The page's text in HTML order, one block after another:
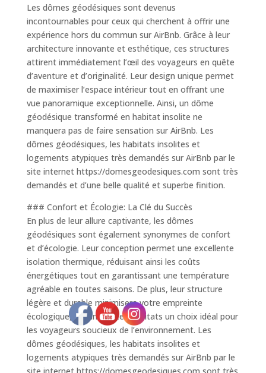
Les dômes géodésiques sont devenus
incontournables pour ceux qui cherchent à offrir une
expérience hors du commun sur AirBnb. Grâce à leur
architecture innovante et esthétique, ces structures
attirent immédiatement l’œil des voyageurs en quête
d’aventure et d’originalité. Leur design unique permet
de maximiser l’espace intérieur tout en offrant une
vue panoramique exceptionnelle. Ainsi, un dôme
géodésique transformé en habitat insolite ne
manquera pas de faire sensation sur AirBnb. Les
dômes géodésiques, les habitats insolites et
logements atypiques très demandés sur AirBnb par le
site internet https://domesgeodesiques.com sont très
demandés et d’une belle qualité et superbe finition.
### Confort et Écologie: La Clé du Succès
En plus de leur allure captivante, les dômes
géodésiques sont également synonymes de confort
et d’écologie. Leur conception permet une excellente
isolation thermique, réduisant ainsi les coûts
énergétiques tout en garantissant une température
agréable en toutes saisons. De plus, leur structure
légère et durable minimisera votre empreinte
écologique, faisant de ces habitats un choix idéal pour
les voyageurs soucieux de l’environnement. Les
dômes géodésiques, les habitats insolites et
logements atypiques très demandés sur AirBnb par le